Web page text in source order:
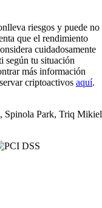
riesgos y puede no
que el rendimiento
cuidadosamente
según tu situación
más información
criptoactivos aquí.
Spinola Park, Triq Mikiel